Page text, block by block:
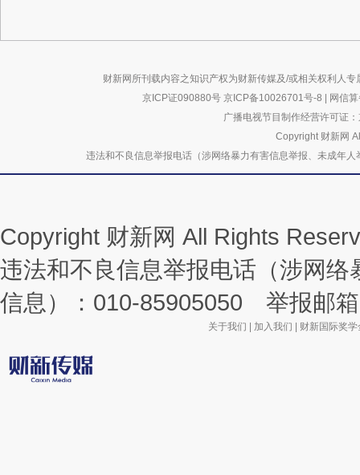
财新网所刊载内容之知识产权为财新传媒及/或相关权利人
京ICP证090880号 京ICP备10026701号-8
网信
广播电视节目制作经营许可证
Copyright 财新网
违法和不良信息举报电话（涉网络暴力有害信息举报、未成
Copyright 财新网 All Rights
违法和不良信息举报电话（涉网
信息）：010-85905050 举报邮
关于我们 加入我们 财新国际奖学